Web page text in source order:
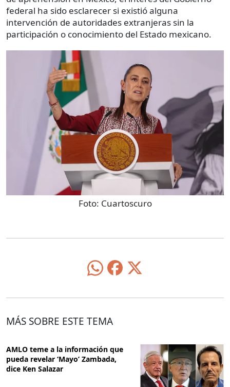
federal ha sido esclarecer si existió alguna
intervención de autoridades extranjeras sin la
participación o conocimiento del Estado mexicano.
Foto: Cuartoscuro
MÁS SOBRE ESTE TEMA
AMLO teme a la información que
pueda revelar ‘Mayo’ Zambada,
dice Ken Salazar